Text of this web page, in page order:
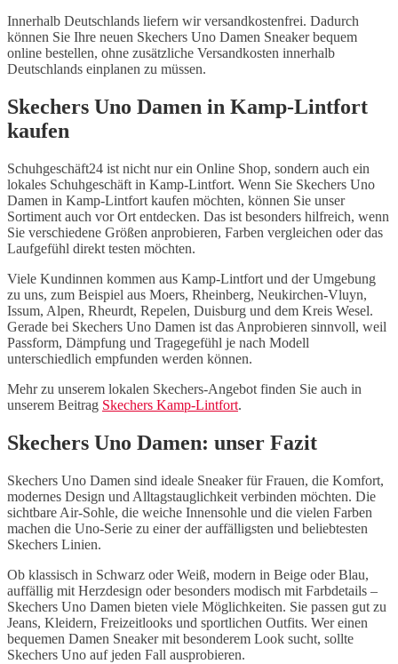
Innerhalb Deutschlands liefern wir versandkostenfrei. Dadurch
können Sie Ihre neuen Skechers Uno Damen Sneaker bequem
online bestellen, ohne zusätzliche Versandkosten innerhalb
Deutschlands einplanen zu müssen.
Skechers Uno Damen in Kamp-Lintfort
kaufen
Schuhgeschäft24 ist nicht nur ein Online Shop, sondern auch ein
lokales Schuhgeschäft in Kamp-Lintfort. Wenn Sie Skechers Uno
Damen in Kamp-Lintfort kaufen möchten, können Sie unser
Sortiment auch vor Ort entdecken. Das ist besonders hilfreich, wenn
Sie verschiedene Größen anprobieren, Farben vergleichen oder das
Laufgefühl direkt testen möchten.
Viele Kundinnen kommen aus Kamp-Lintfort und der Umgebung
zu uns, zum Beispiel aus Moers, Rheinberg, Neukirchen-Vluyn,
Issum, Alpen, Rheurdt, Repelen, Duisburg und dem Kreis Wesel.
Gerade bei Skechers Uno Damen ist das Anprobieren sinnvoll, weil
Passform, Dämpfung und Tragegefühl je nach Modell
unterschiedlich empfunden werden können.
Mehr zu unserem lokalen Skechers-Angebot finden Sie auch in
unserem Beitrag Skechers Kamp-Lintfort.
Skechers Uno Damen: unser Fazit
Skechers Uno Damen sind ideale Sneaker für Frauen, die Komfort,
modernes Design und Alltagstauglichkeit verbinden möchten. Die
sichtbare Air-Sohle, die weiche Innensohle und die vielen Farben
machen die Uno-Serie zu einer der auffälligsten und beliebtesten
Skechers Linien.
Ob klassisch in Schwarz oder Weiß, modern in Beige oder Blau,
auffällig mit Herzdesign oder besonders modisch mit Farbdetails –
Skechers Uno Damen bieten viele Möglichkeiten. Sie passen gut zu
Jeans, Kleidern, Freizeitlooks und sportlichen Outfits. Wer einen
bequemen Damen Sneaker mit besonderem Look sucht, sollte
Skechers Uno auf jeden Fall ausprobieren.